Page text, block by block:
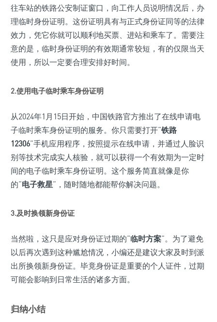
往车站的铁路公安制证窗口，向工作人员说明情况后，办
理临时身份证明。这份证明具有与正式身份证同等的法律
效力，凭它你就可以顺利地买票、进站和乘车了。需要注
意的是，临时身份证明的有效期通常较短，有的仅限当天
使用，所以一定要合理安排好时间。
2.使用电子临时乘车身份证明
从2024年1月15日开始，中国铁路官方推出了在线申请电
子临时乘车身份证明的服务。你只需要打开“铁路
12306”手机应用程序，按照提示在线申请，并通过人脸识
别等技术完成实人核验，就可以获得一个有效期为一定时
间的电子临时乘车身份证明。这个服务简直就像是你
的“电子救星”，随时随地都能帮你解决问题。
3.及时换领新身份证
当然啦，这只是应对身份证过期的“临时方案”。为了避免
以后再次遇到这种尴尬情况，小编还是建议大家及时到派
出所换领新身份证。毕竟身份证是重要的个人证件，过期
可能会影响到日常生活的诸多方面。
归纳小结